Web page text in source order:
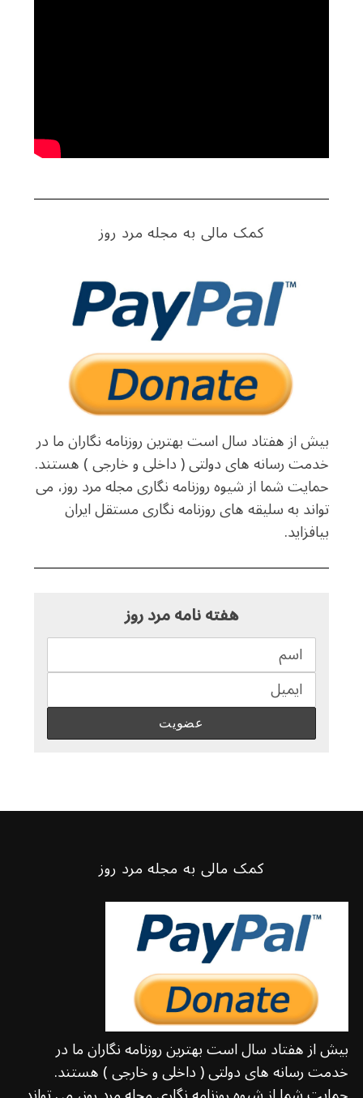
کمک مالی به مجله مرد روز
بیش از هفتاد سال است بهترین روزنامه نگاران ما در
خدمت رسانه های دولتی ( داخلی و خارجی ) هستند.
حمایت شما از شیوه روزنامه نگاری مجله مرد روز، می
تواند به سلیقه های روزنامه نگاری مستقل ایران
بیافزاید.
هفته نامه مرد روز
کمک مالی به مجله مرد روز
بیش از هفتاد سال است بهترین روزنامه نگاران ما در
خدمت رسانه های دولتی ( داخلی و خارجی ) هستند.